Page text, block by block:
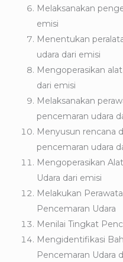
Melaksanakan
emisi
Menentukan
udara dari emisi
Mengoperasikan
dari emisi
Melaksanakan
pencemaran udara
Menyusun rencana
pencemaran udara
Mengoperasikan
Udara dari emisi
Melakukan
Pencemaran Udara
Menilai Tingkat
Mengidentifikasi
Pencemaran Udara